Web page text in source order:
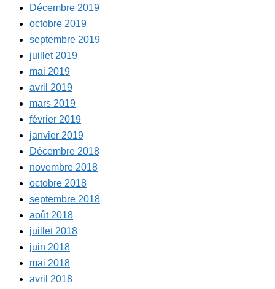
Décembre 2019
octobre 2019
septembre 2019
juillet 2019
mai 2019
avril 2019
mars 2019
février 2019
janvier 2019
Décembre 2018
novembre 2018
octobre 2018
septembre 2018
août 2018
juillet 2018
juin 2018
mai 2018
avril 2018